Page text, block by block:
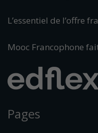
L’essentiel de l’offre
Mooc Francophone
Pages